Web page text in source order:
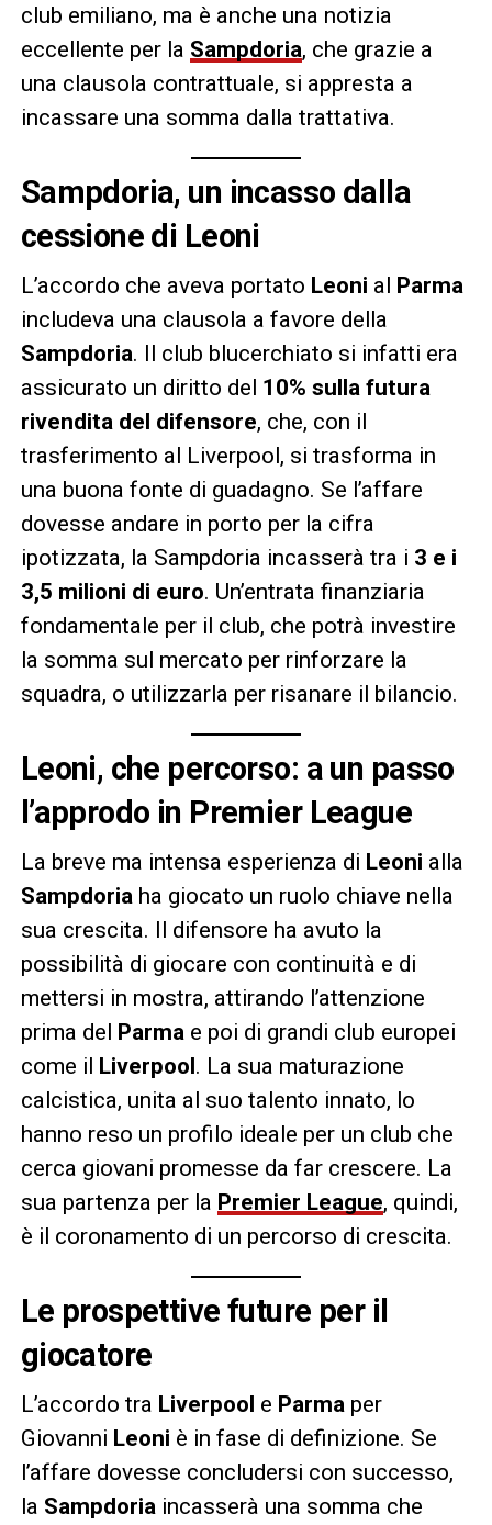
club emiliano, ma è anche una notizia
eccellente per la Sampdoria, che grazie a
una clausola contrattuale, si appresta a
incassare una somma dalla trattativa.
Sampdoria, un incasso dalla
cessione di Leoni
L’accordo che aveva portato Leoni al Parma
includeva una clausola a favore della
Sampdoria. Il club blucerchiato si infatti era
assicurato un diritto del 10% sulla futura
rivendita del difensore, che, con il
trasferimento al Liverpool, si trasforma in
una buona fonte di guadagno. Se l’affare
dovesse andare in porto per la cifra
ipotizzata, la Sampdoria incasserà tra i 3 e i
3,5 milioni di euro. Un’entrata finanziaria
fondamentale per il club, che potrà investire
la somma sul mercato per rinforzare la
squadra, o utilizzarla per risanare il bilancio.
Leoni, che percorso: a un passo
l’approdo in Premier League
La breve ma intensa esperienza di Leoni alla
Sampdoria ha giocato un ruolo chiave nella
sua crescita. Il difensore ha avuto la
possibilità di giocare con continuità e di
mettersi in mostra, attirando l’attenzione
prima del Parma e poi di grandi club europei
come il Liverpool. La sua maturazione
calcistica, unita al suo talento innato, lo
hanno reso un profilo ideale per un club che
cerca giovani promesse da far crescere. La
sua partenza per la Premier League, quindi,
è il coronamento di un percorso di crescita.
Le prospettive future per il
giocatore
L’accordo tra Liverpool e Parma per
Giovanni Leoni è in fase di definizione. Se
l’affare dovesse concludersi con successo,
la Sampdoria incasserà una somma che